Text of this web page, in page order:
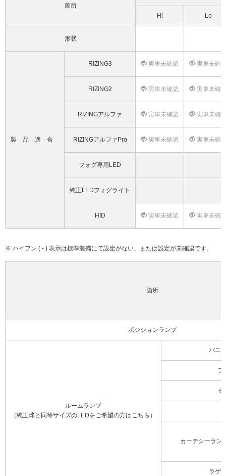
箇所
Hi Lo
形状
製品適合
RIZING3 実車未確認 実車未確
RIZING2 実車未確認 実車未確
RIZINGアルファ 実車未確認 実車未確
RIZINGアルファPro 実車未確認 実車未確
フォグ専用LED
純正LEDフォグライト
HID 実車未確認 実車未確
※ ハイフン ( - ) 表示は標準装備にて設定がない、または設定が未確認です。
箇所
ポジションランプ
ルームランプ
（純正球と同等サイズのLEDをご希望の方はこちら）
バニ
フ
セ
カーテシーラン
ラゲ